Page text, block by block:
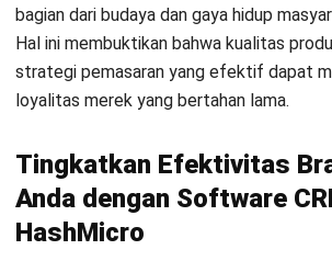
Coba Gratis